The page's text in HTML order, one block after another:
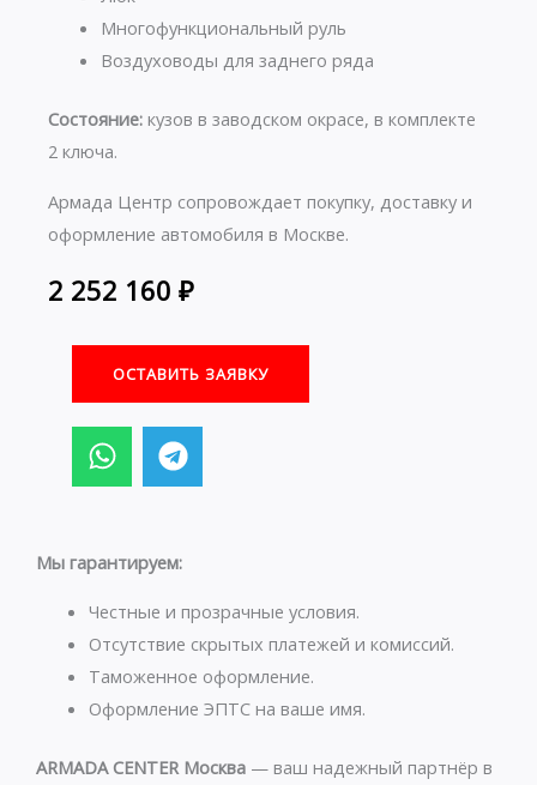
Многофункциональный руль
Воздуховоды для заднего ряда
Состояние: кузов в заводском окрасе, в комплекте
2 ключа.
Армада Центр сопровождает покупку, доставку и
оформление автомобиля в Москве.
2 252 160 ₽
ОСТАВИТЬ ЗАЯВКУ
W
h
a
s
p
p
T
e
l
g
a
m
Мы гарантируем:
Честные и прозрачные условия.
Отсутствие скрытых платежей и комиссий.
Таможенное оформление.
Оформление ЭПТС на ваше имя.
ARMADA CENTER Москва — ваш надежный партнёр в